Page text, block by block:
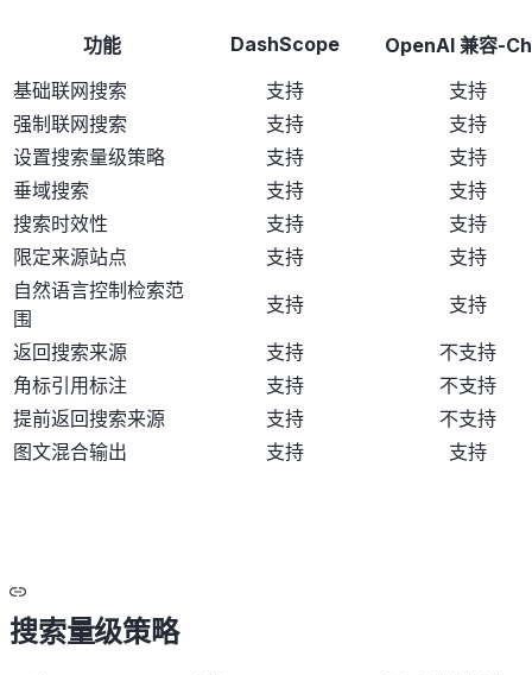
功能 DashScope
OpenAI 兼容-
基础联网搜索
支持
支持
强制联网搜索
支持
支持
设置搜索量级策略
支持
支持
垂域搜索
支持
支持
搜索时效性
支持
支持
限定来源站点
支持
支持
自然语言控制检索范
围
支持
支持
返回搜索来源
支持
不支持
角标引用标注
支持
不支持
提前返回搜索来源
支持
不支持
图文混合输出
支持 支持
搜索量级策略